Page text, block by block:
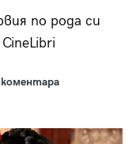
по рода си